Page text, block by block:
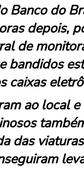
Banco do
depois,
de
bandidos
caixas
ao local
das